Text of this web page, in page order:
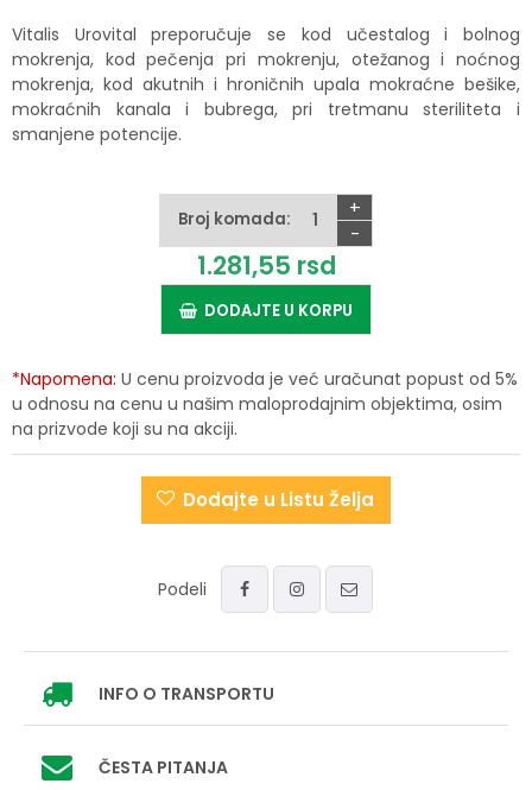
Vitalis Urovital preporučuje se kod učestalog i bolnog
mokrenja, kod pečenja pri mokrenju, otežanog i noćnog
mokrenja, kod akutnih i hroničnih upala mokraćne bešike,
mokraćnih kanala i bubrega, pri tretmanu steriliteta i
smanjene potencije.
Broj komada:
+
-
1.281,55 rsd
DODAJTE U KORPU
*Napomena: U cenu proizvoda je već uračunat popust od 5%
u odnosu na cenu u našim maloprodajnim objektima, osim
na prizvode koji su na akciji.
Dodajte u Listu Želja
Podeli
INFO O TRANSPORTU
ČESTA PITANJA